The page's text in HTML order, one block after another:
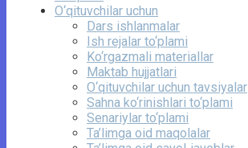
O‘qituvchilar uchun
Dars ishlanmalar
Ish rejalar to‘plami
Ko‘rgazmali materiallar
Maktab hujjatlari
O‘qituvchilar uchun tavsiyalar
Sahna ko‘rinishlari to‘plami
Senariylar to‘plami
Ta’limga oid maqolalar